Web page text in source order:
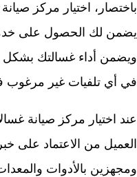
باختصار، اختيار مركز
يضمن لك الحصول على
ويضمن أداء غسالتك بشكل
في أي تلفيات غير مرغوب
عند اختيار مركز صيانة
العميل من الاعتماد على
ومجهزين بالأدوات